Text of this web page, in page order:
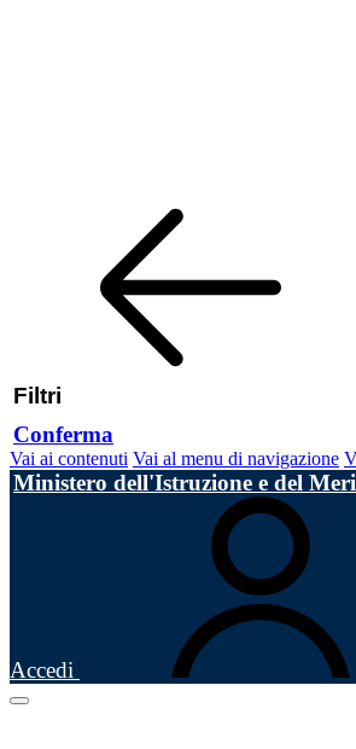
Filtri
Conferma
Vai ai contenuti Vai al menu di navigazione
Ministero dell'Istruzione e del
Accedi